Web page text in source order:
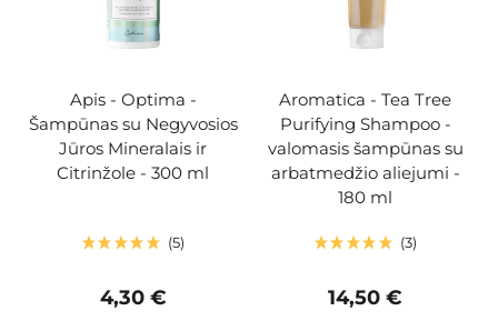
Apis - Optima -
Šampūnas su Negyvosios
Jūros Mineralais ir
Citrinžole - 300 ml
5
4,30 €
Aromatica - Tea Tree
Purifying Shampoo -
valomasis šampūnas su
arbatmedžio aliejumi -
180 ml
3
14,50 €